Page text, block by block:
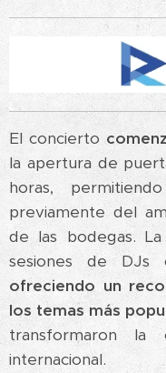
El concierto
la apertura de
horas,
previamente del
de las bodegas.
sesiones de DJs
ofreciendo un
los temas más
transformaron la
internacional.